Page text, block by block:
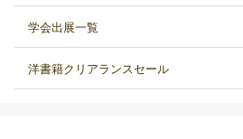
学会出展一覧
洋書籍クリアランスセール